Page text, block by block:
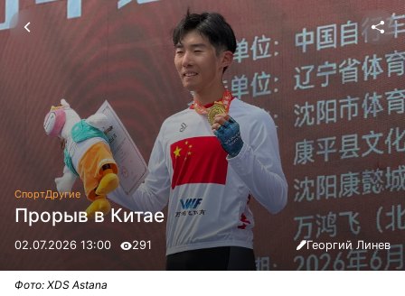
СпортДругие
Прорыв в Китае
02.07.2026 13:00 291 Георгий Линев
Фото: XDS Astana